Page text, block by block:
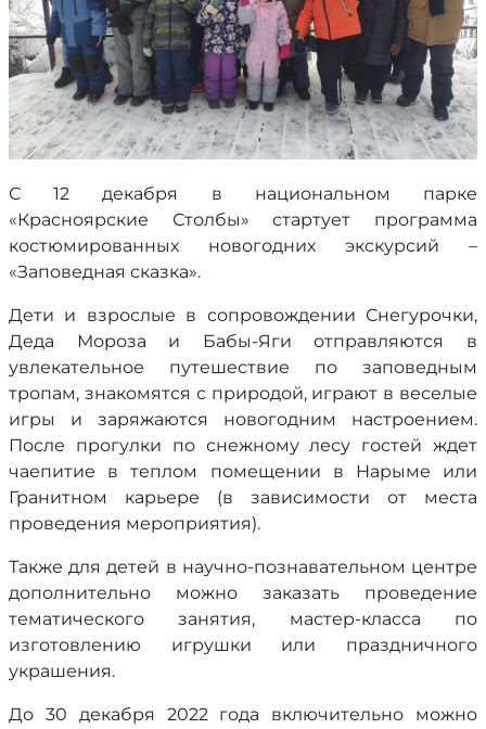
С 12 декабря в национальном парке
«Красноярские Столбы» стартует программа
костюмированных новогодних экскурсий –
«Заповедная сказка».
Дети и взрослые в сопровождении Снегурочки,
Деда Мороза и Бабы-Яги отправляются в
увлекательное путешествие по заповедным
тропам, знакомятся с природой, играют в веселые
игры и заряжаются новогодним настроением.
После прогулки по снежному лесу гостей ждет
чаепитие в теплом помещении в Нарыме или
Гранитном карьере (в зависимости от места
проведения мероприятия).
Также для детей в научно-познавательном центре
дополнительно можно заказать проведение
тематического занятия, мастер-класса по
изготовлению игрушки или праздничного
украшения.
До 30 декабря 2022 года включительно можно